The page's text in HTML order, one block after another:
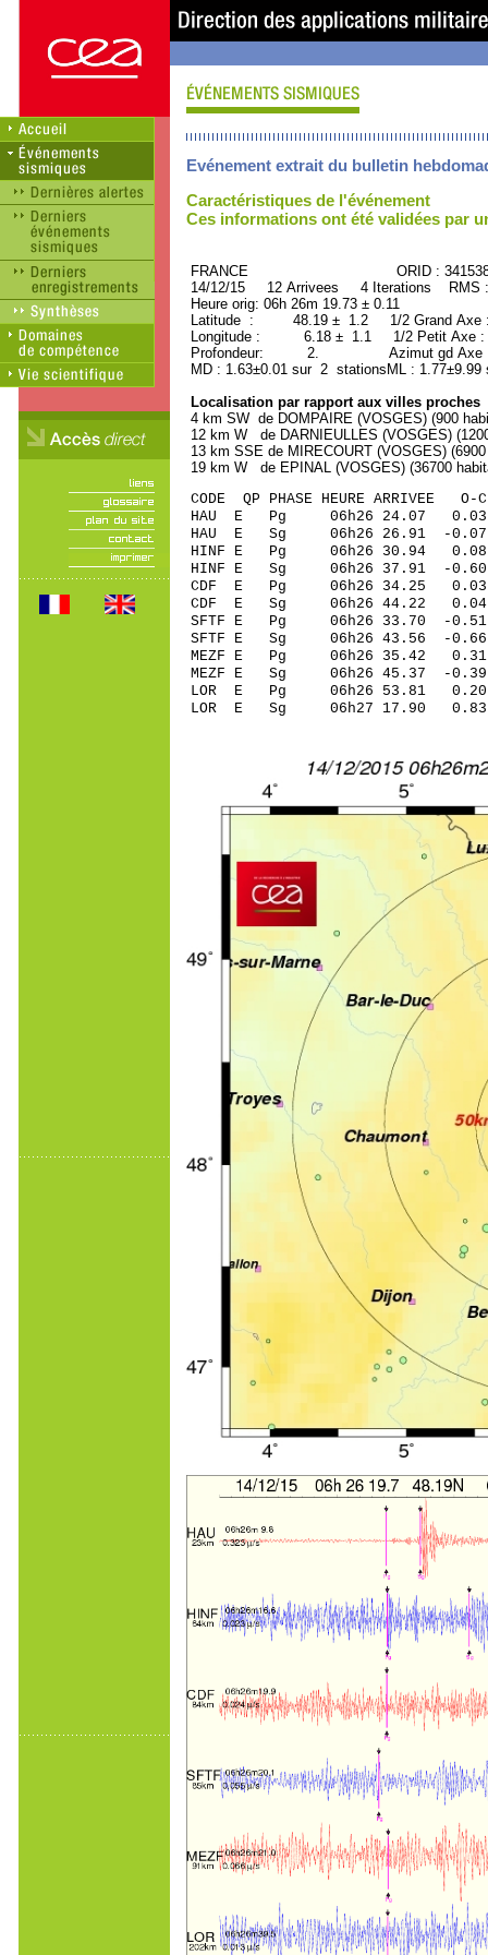
Evénement extrait du bulletin
Caractéristiques de l'événement
Ces informations ont été validées par
FRANCE ORID :
14/12/15 12 Arrivees 4 Iterations RMS
Heure orig: 06h 26m 19.73 ± 0.11
Latitude : 48.19 ± 1.2 1/2 Grand
Longitude : 6.18 ± 1.1 1/2 Petit Axe
Profondeur: 2. Azimut gd Axe :
MD : 1.63±0.01 sur 2 stationsML :
Localisation par rapport aux villes proches
4 km SW de DOMPAIRE (VOSGES) (900
12 km W de DARNIEULLES (VOSGES)
13 km SSE de MIRECOURT (VOSGES)
19 km W de EPINAL (VOSGES) (36700
CODE QP PHASE HEURE
HAU E Pg 06h26 24.07 0.03
HAU E Sg 06h26 26.91 -
HINF E Pg 06h26 30.94
HINF E Sg 06h26 37.91
CDF E Pg 06h26 34.25
CDF E Sg 06h26 44.22
SFTF E Pg 06h26 33.70 -
SFTF E Sg 06h26 43.56 -
MEZF E Pg 06h26 35.42
MEZF E Sg 06h26 45.37 -
LOR E Pg 06h26 53.81 0.20
LOR E Sg 06h27 17.90